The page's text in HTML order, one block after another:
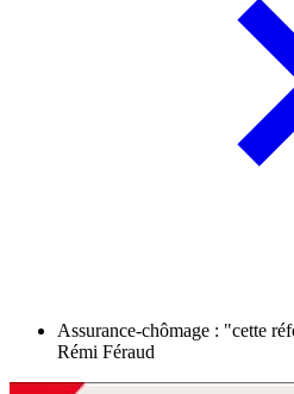
Assurance-chômage : "cette
Rémi Féraud